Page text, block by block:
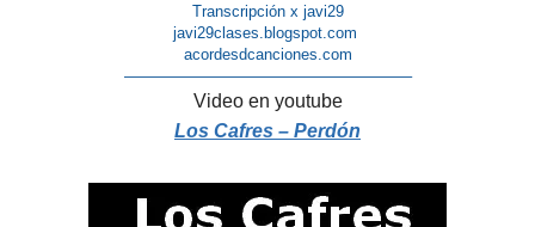
Transcripción x javi29
javi29clases.blogspot.com
acordesdcanciones.com
——————————————————–
Video en youtube
Los Cafres – Perdón